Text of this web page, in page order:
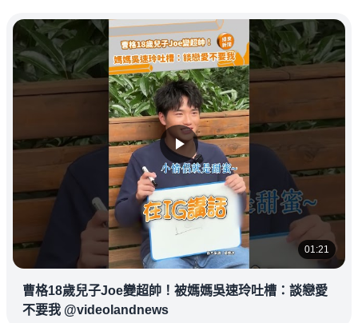
01:21
曹格18歲兒子Joe變超帥！被媽媽吳速玲吐槽：談戀愛
不要我 @videolandnews